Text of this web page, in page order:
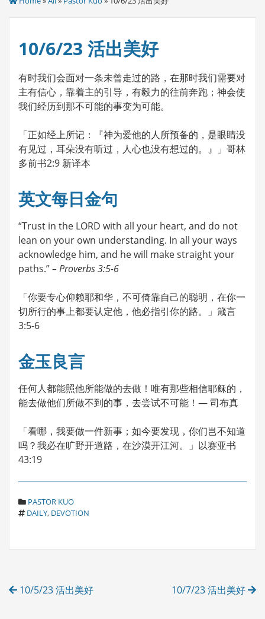
10/6/23 活出美好
有时我们会面对一条未曾走过的路，在那时我们需要对
主有信心，靠着主的引导，有毅力的往前奔跑；神会使
我们经历到那不可能的事变为可能。
「正如经上所记：『神为爱他的人所预备的，是眼睛没
有见过，耳朵没有听过，人心也没有想过的。』」哥林
多前书2:9 新译本
英文每日金句
“Trust in the LORD with all your heart, and do not
lean on your own understanding. In all your ways
acknowledge him, and he will make straight your
paths.”– Proverbs 3:5-6
「你要专心仰赖耶和华，不可倚靠自己的聪明，在你一
切所行的事上都要认定他，他必指引你的路。」箴言
3:5-6
金玉良言
任何人都能照他所能做的去做！唯有那些相信耶稣的，
能去做他们所做不到的事，去尝试不可能！— 司布真
「看哪，我要做一件新事；如今要发现，你们岂不知道
吗？我必在旷野开道路，在沙漠开江河。」以赛亚书
43:19
C
A
E
PASTOR KUO
T
DAILY, DEVOTION
Post
10/5/23 活出美好 10/7/23 活出美好